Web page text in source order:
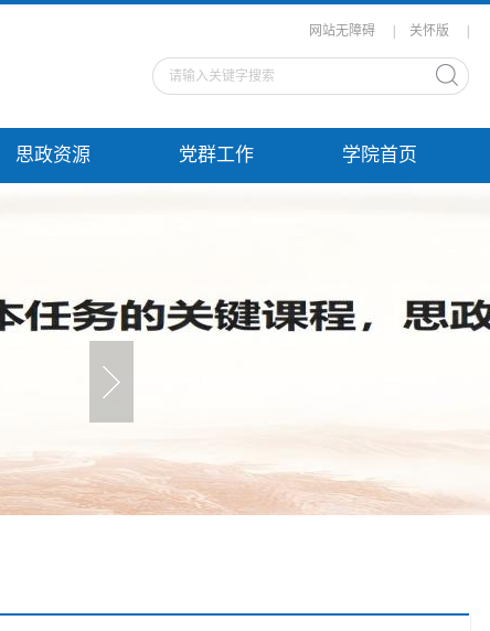
网站无障碍 关怀版
思政资源 党群工作 学院首页